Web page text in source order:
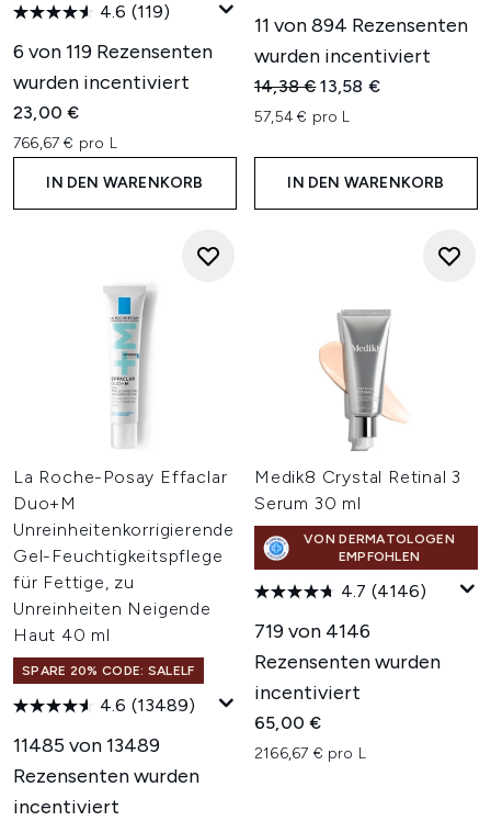
4.6 (119)
6 von 119 Rezensenten
wurden incentiviert
23,00 €
766,67 € pro L
IN DEN WARENKORB
11 von 894 Rezensenten
wurden incentiviert
Unverbindliche
14,38 €Aktueller Preis:
13,58 €
57,54 € pro L
IN DEN WARENKORB
La Roche-Posay Effaclar
Duo+M
Unreinheitenkorrigierende
Gel-Feuchtigkeitspflege
für Fettige, zu
Unreinheiten Neigende
Haut 40 ml
SPARE 20% CODE: SALELF
4.6 (13489)
11485 von 13489
Rezensenten wurden
incentiviert
Medik8 Crystal Retinal 3
Serum 30 ml
VON DERMATOLOGEN
EMPFOHLEN
4.7 (4146)
719 von 4146
Rezensenten wurden
incentiviert
65,00 €
2166,67 € pro L